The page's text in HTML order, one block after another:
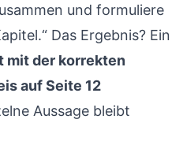
und formuliere
Das Ergebnis? Ein
mit der korrekten
auf Seite 12
Aussage bleibt